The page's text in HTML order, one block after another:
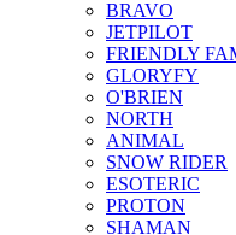
BRAVO
JETPILOT
FRIENDLY
GLORYFY
O'BRIEN
NORTH
ANIMAL
SNOW RIDER
ESOTERIC
PROTON
SHAMAN